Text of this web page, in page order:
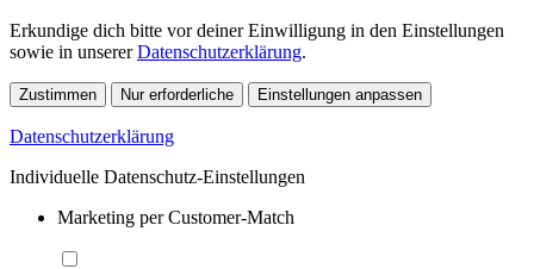
Erkundige dich bitte vor deiner Einwilligung in den Einstellungen
sowie in unsererDatenschutzerklärung.
Zustimmen Nur erforderliche Einstellungen anpassen
Datenschutzerklärung
Individuelle Datenschutz-Einstellungen
Marketing per Customer-Match